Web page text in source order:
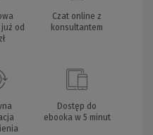
od
Czat online z
konsultantem
Dostęp do
ebooka w 5 minut